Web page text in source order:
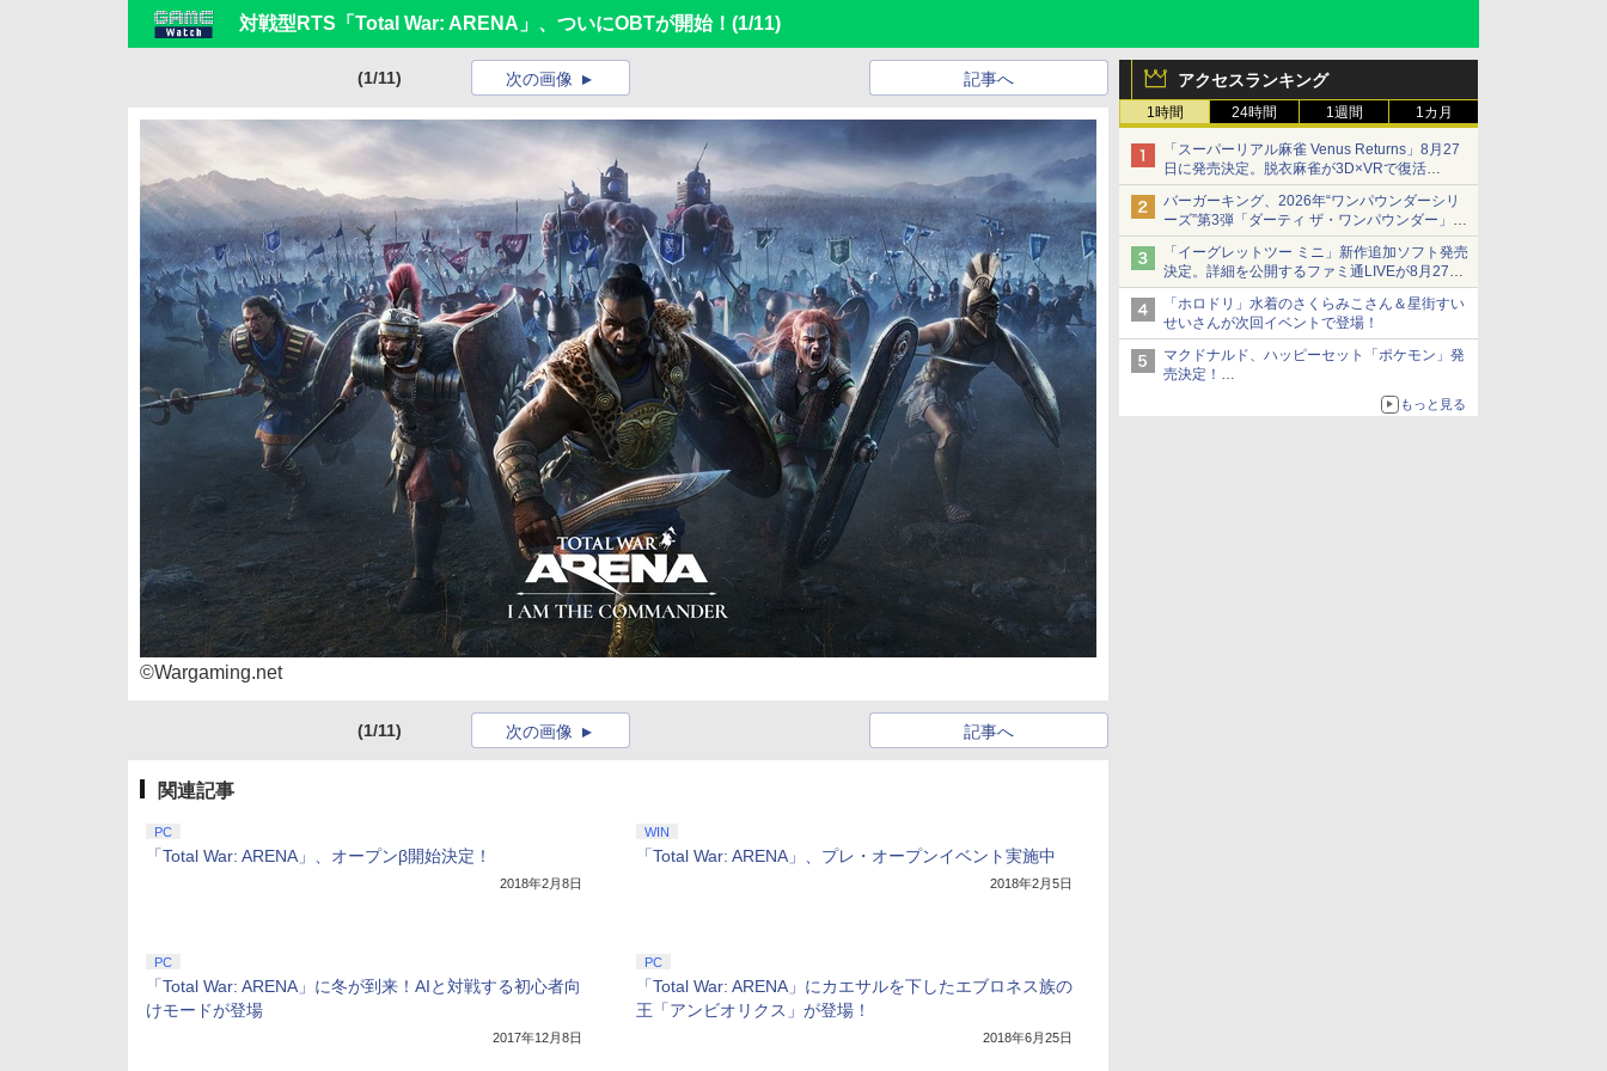
対戦型RTS「Total War: ARENA」、ついにOBTが開始！ (1/11)
アクセスランキング
1時間 24時間 1週間 1カ月
「スーパーリアル麻雀 Venus Returns」8月27
日に発売決定。脱衣麻雀が3D×VRで復活
発売から2週間は20%オフになるセールが実施
バーガーキング、2026年“ワンパウンダーシリ
ーズ”第3弾「ダーティ ザ・ワンパウンダー」を
8月7日発売
「特製ガーリックマヨソース」を使用した超大
型チーズバーガー
「イーグレットツー ミニ」新作追加ソフト発売
決定。詳細を公開するファミ通LIVEが8月27日
20時から配信
シリーズ累計100タイトルへ
「ホロドリ」水着のさくらみこさん＆星街すい
せいさんが次回イベントで登場！
マクドナルド、ハッピーセット「ポケモン」発
売決定！
ポケモン30周年記念で30匹が大集合
もっと見る
(1/11) 次の画像 記事へ
©Wargaming.net
(1/11) 次の画像 記事へ
関連記事
PC
「Total War: ARENA」、オープンβ開始決定！
2018年2月8日
WIN
「Total War: ARENA」、プレ・オープンイベント実施中
2018年2月5日
PC
「Total War: ARENA」に冬が到来！AIと対戦する初心者向
けモードが登場
2017年12月8日
PC
「Total War: ARENA」にカエサルを下したエブロネス族の
王「アンビオリクス」が登場！
2018年6月25日